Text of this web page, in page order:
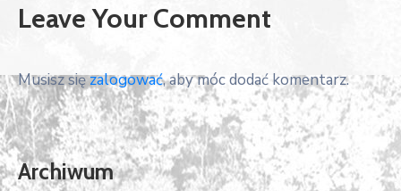
Leave Your Comment
Musisz sięzalogować, aby móc dodać komentarz.
Archiwum